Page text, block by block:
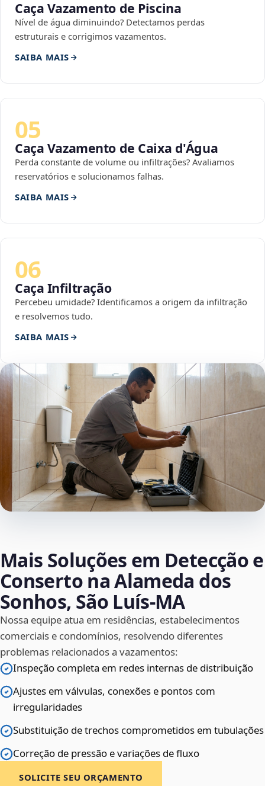
Caça Vazamento de Piscina
Nível de água diminuindo? Detectamos perdas
estruturais e corrigimos vazamentos.
SAIBA MAIS
05
Caça Vazamento de Caixa d'Água
Perda constante de volume ou infiltrações? Avaliamos
reservatórios e solucionamos falhas.
SAIBA MAIS
06
Caça Infiltração
Percebeu umidade? Identificamos a origem da infiltração
e resolvemos tudo.
SAIBA MAIS
Mais Soluções em Detecção e
Conserto na Alameda dos
Sonhos, São Luís‑MA
Nossa equipe atua em residências, estabelecimentos
comerciais e condomínios, resolvendo diferentes
problemas relacionados a vazamentos:
Inspeção completa em redes internas de distribuição
Ajustes em válvulas, conexões e pontos com
irregularidades
Substituição de trechos comprometidos em tubulações
Correção de pressão e variações de fluxo
SOLICITE SEU ORÇAMENTO